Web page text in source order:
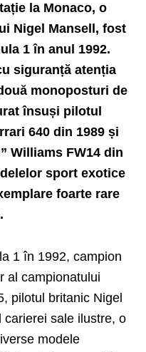
la Monaco, o
Nigel Mansell, fost
1 în anul 1992.
siguranță atenția
monoposturi de
însuși pilotul
640 din 1989 și
Williams FW14 din
sport exotice
foarte rare
1 în 1992, campion
al campionatului
pilotul britanic Nigel
sale ilustre, o
modele